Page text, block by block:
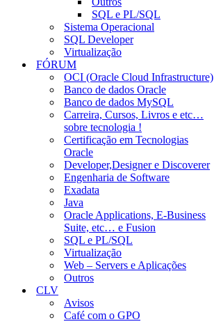
SQL e PL/SQL
Sistema Operacional
SQL Developer
Virtualização
FÓRUM
OCI (Oracle Cloud Infrastructure)
Banco de dados Oracle
Banco de dados MySQL
Carreira, Cursos, Livros e etc…
sobre tecnologia !
Certificação em Tecnologias
Oracle
Developer,Designer e Discoverer
Engenharia de Software
Exadata
Java
Oracle Applications, E-Business
Suite, etc… e Fusion
SQL e PL/SQL
Virtualização
Web – Servers e Aplicações
Outros
CLV
Avisos
Café com o GPO